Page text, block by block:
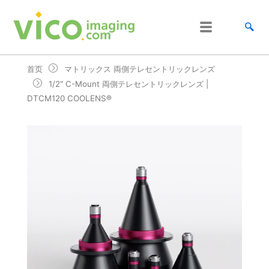
首页
マトリックス 両側テレセントリックレンズ
1/2″ C-Mount 両側テレセントリックレンズ |
DTCM120 COOLENS®